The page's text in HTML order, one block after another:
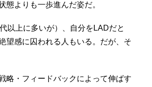
態よりも一歩進んだ姿だ。
以上に多いが）、自分をLADだと
望感に囚われる人もいる。だが、そ
略・フィードバックによって伸ばす